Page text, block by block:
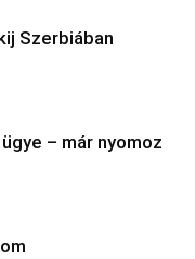
Szerbiában
– már nyomoz